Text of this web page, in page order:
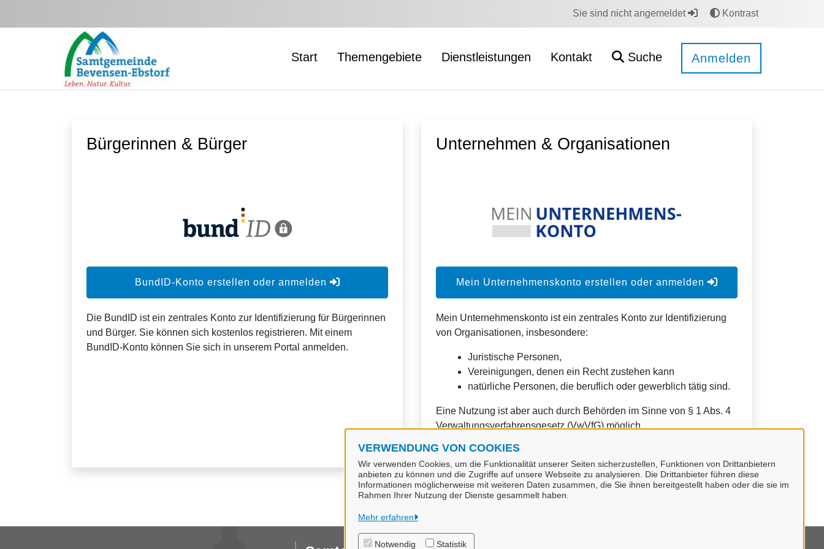
VERWENDUNG VON COOKIES
Wir verwenden Cookies, um die Funktionalität unserer Seiten sicherzustellen, Funktionen von Drittanbietern
anbieten zu können und die Zugriffe auf unsere Webseite zu analysieren. Die Drittanbieter führen diese
Informationen möglicherweise mit weiteren Daten zusammen, die Sie ihnen bereitgestellt haben oder die sie im
Rahmen Ihrer Nutzung der Dienste gesammelt haben.
Mehr erfahren
Notwendig Statistik
Sie sind nicht angemeldet Kontrast
Start Themengebiete Dienstleistungen Kontakt Suche Anmelden
Bürgerinnen & Bürger
BundID-Konto erstellen oder anmelden
Die BundID ist ein zentrales Konto zur Identifizierung für Bürgerinnen
und Bürger. Sie können sich kostenlos registrieren. Mit einem
BundID-Konto können Sie sich in unserem Portal anmelden.
Unternehmen & Organisationen
Mein Unternehmenskonto erstellen oder anmelden
Mein Unternehmenskonto ist ein zentrales Konto zur Identifizierung
von Organisationen, insbesondere:
Juristische Personen,
Vereinigungen, denen ein Recht zustehen kann
natürliche Personen, die beruflich oder gewerblich tätig sind.
Eine Nutzung ist aber auch durch Behörden im Sinne von § 1 Abs. 4
Verwaltungsverfahrensgesetz (VwVfG) möglich.